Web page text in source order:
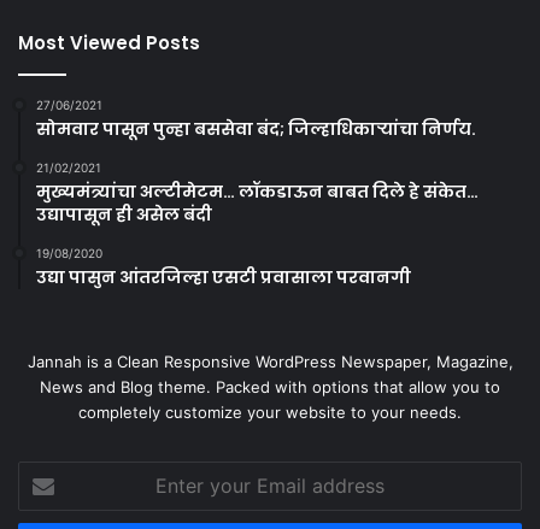
Most Viewed Posts
27/06/2021
सोमवार पासून पुन्हा बससेवा बंद; जिल्हाधिकाऱ्यांचा निर्णय.
21/02/2021
मुख्यमंत्र्यांचा अल्टीमेटम… लॉकडाऊन बाबत दिले हे संकेत…
उद्यापासून ही असेल बंदी
19/08/2020
उद्या पासुन आंतरजिल्हा एसटी प्रवासाला परवानगी
Jannah is a Clean Responsive WordPress Newspaper, Magazine,
News and Blog theme. Packed with options that allow you to
completely customize your website to your needs.
Enter
your
Email